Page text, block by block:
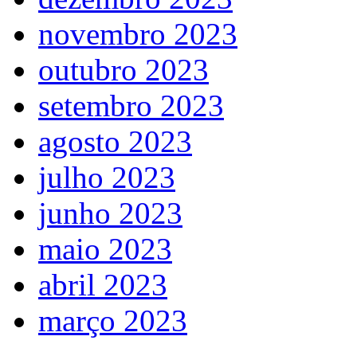
novembro 2023
outubro 2023
setembro 2023
agosto 2023
julho 2023
junho 2023
maio 2023
abril 2023
março 2023